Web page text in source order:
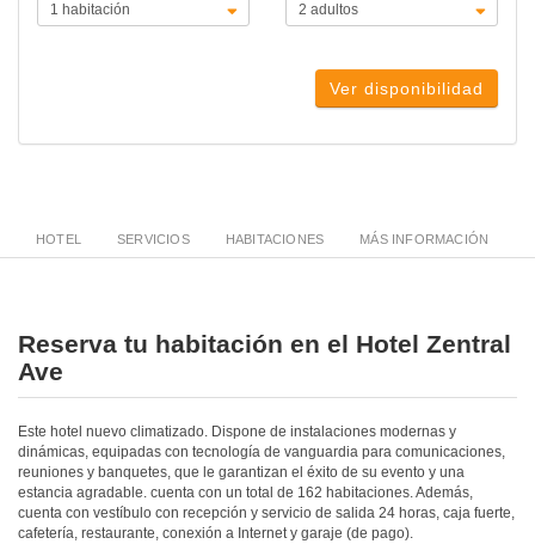
Ver disponibilidad
HOTEL SERVICIOS HABITACIONES MÁS INFORMACIÓN
Reserva tu habitación en el Hotel Zentral
Ave
Este hotel nuevo climatizado. Dispone de instalaciones modernas y
dinámicas, equipadas con tecnología de vanguardia para comunicaciones,
reuniones y banquetes, que le garantizan el éxito de su evento y una
estancia agradable. cuenta con un total de 162 habitaciones. Además,
cuenta con vestíbulo con recepción y servicio de salida 24 horas, caja fuerte,
cafetería, restaurante, conexión a Internet y garaje (de pago).